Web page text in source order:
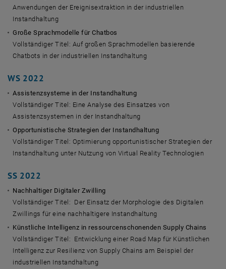
Anwendungen der Ereignisextraktion in der industriellen
Instandhaltung
Große Sprachmodelle für Chatbos
Vollständiger Titel: Auf großen Sprachmodellen basierende
Chatbots in der industriellen Instandhaltung
WS 2022
Assistenzsysteme in der Instandhaltung
Vollständiger Titel: Eine Analyse des Einsatzes von
Assistenzsystemen in der Instandhaltung
Opportunistische Strategien der Instandhaltung
Vollständiger Titel: Optimierung opportunistischer Strategien der
Instandhaltung unter Nutzung von Virtual Reality Technologien
SS 2022
Nachhaltiger Digitaler Zwilling
Vollständiger Titel: Der Einsatz der Morphologie des Digitalen
Zwillings für eine nachhaltigere Instandhaltung
Künstliche Intelligenz in ressourcenschonenden Supply Chains
Vollständiger Titel: Entwicklung einer Road Map für Künstlichen
Intelligenz zur Resilienz von Supply Chains am Beispiel der
industriellen Instandhaltung